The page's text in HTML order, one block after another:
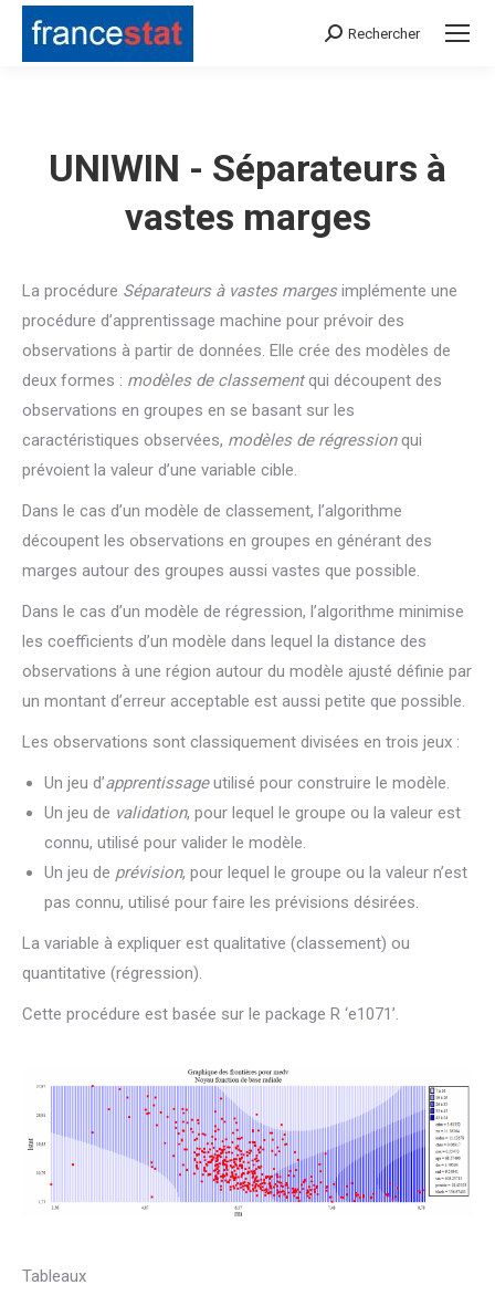
Search:
Rechercher
UNIWIN - Séparateurs à
vastes marges
La procédure Séparateurs à vastes margesimplémente une
procédure d’apprentissage machine pour prévoir des
observations à partir de données. Elle crée des modèles de
deux formes : modèles de classementqui découpent des
observations en groupes en se basant sur les
caractéristiques observées, modèles de régressionqui
prévoient la valeur d’une variable cible.
Dans le cas d’un modèle de classement, l’algorithme
découpent les observations en groupes en générant des
marges autour des groupes aussi vastes que possible.
Dans le cas d’un modèle de régression, l’algorithme minimise
les coefficients d’un modèle dans lequel la distance des
observations à une région autour du modèle ajusté définie par
un montant d’erreur acceptable est aussi petite que possible.
Les observations sont classiquement divisées en trois jeux :
Un jeu d’apprentissageutilisé pour construire le modèle.
Un jeu de validation, pour lequel le groupe ou la valeur est
connu, utilisé pour valider le modèle.
Un jeu de prévision, pour lequel le groupe ou la valeur n’est
pas connu, utilisé pour faire les prévisions désirées.
La variable à expliquer est qualitative (classement) ou
quantitative (régression).
Cette procédure est basée sur le package R ‘e1071’.
Tableaux